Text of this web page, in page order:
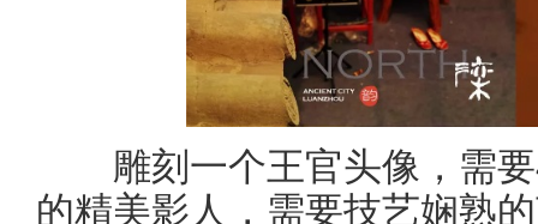
雕刻一个王官头像，需要
的精美影人，需要技艺娴熟